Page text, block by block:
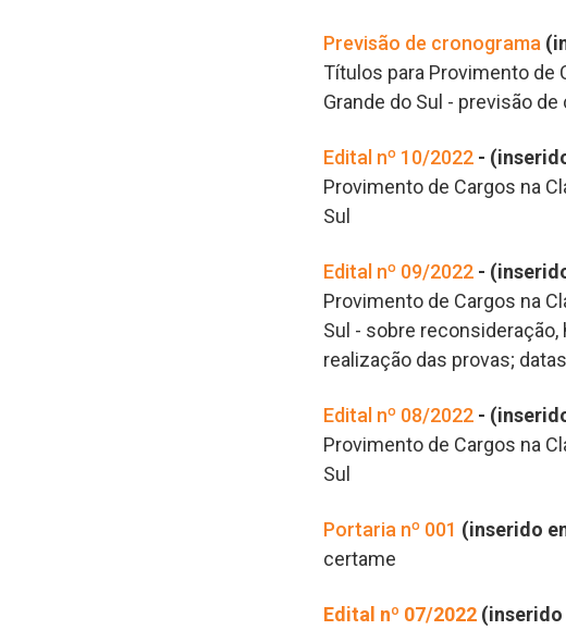
Previsão de cronograma
Títulos para Provimento de
Grande do Sul - previsão
Edital nº 10/2022 -
Provimento de Cargos na
Sul
Edital nº 09/2022 -
Provimento de Cargos na
Sul - sobre
realização das provas;
Edital nº 08/2022 -
Provimento de Cargos na
Sul
Portaria nº 001 (inserido
certame
Edital nº 07/2022 (inserido